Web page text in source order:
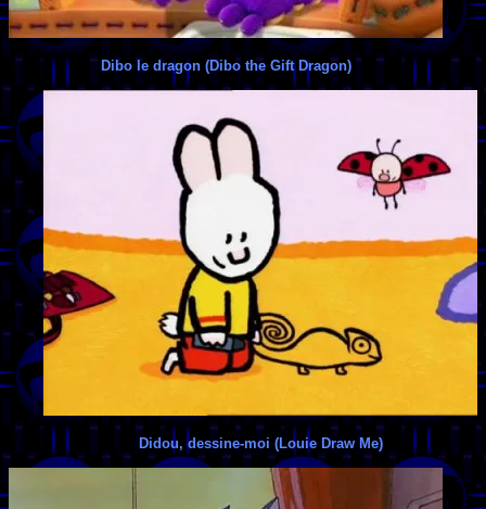
Dibo le dragon (Dibo the Gift Dragon)
Didou, dessine-moi (Louie Draw Me)